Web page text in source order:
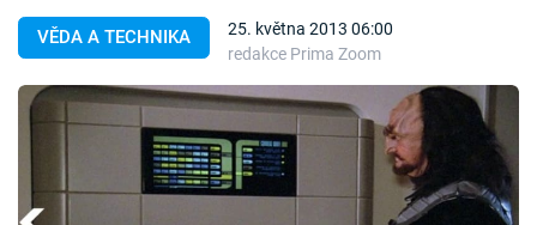
Témata
VĚDA A TECHNIKA
25. května 2013 06:00
redakce Prima Zoom